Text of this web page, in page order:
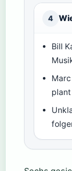
4
Bill